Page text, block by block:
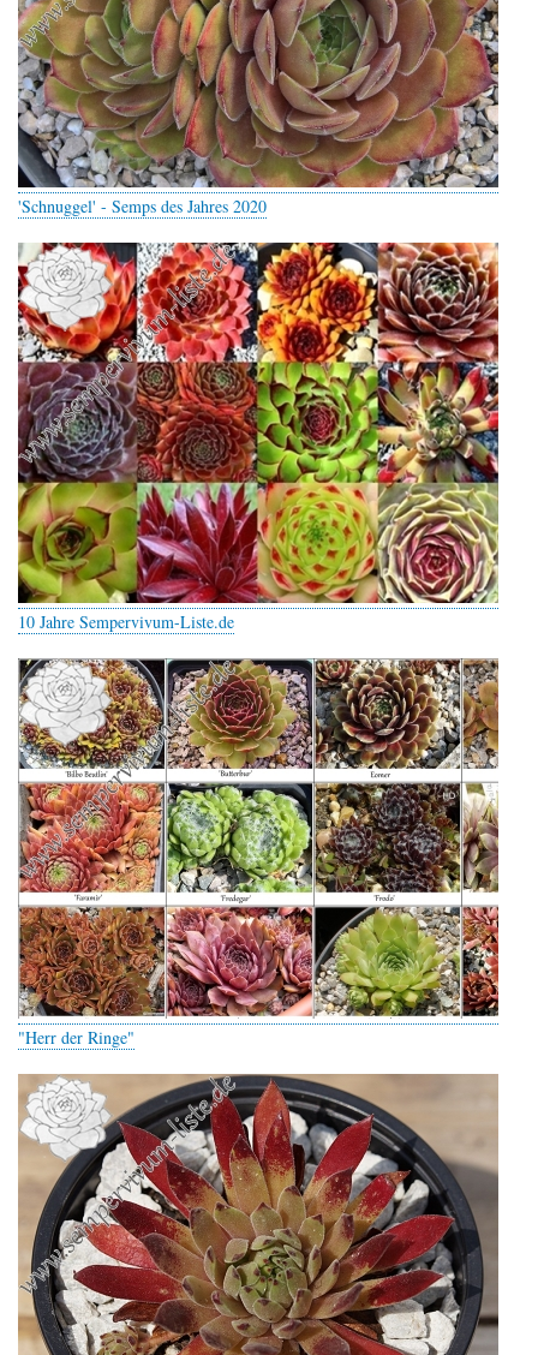
'Schnuggel' - Semps des Jahres 2020
10 Jahre Sempervivum-Liste.de
"Herr der Ringe"